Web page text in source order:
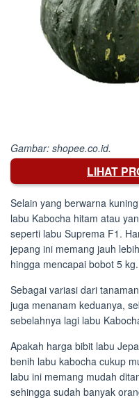
Gambar: shopee.co.id.
LIHAT
Selain yang berwarna
labu Kabocha hitam atau
seperti labu Suprema F1.
jepang ini memang jauh
hingga mencapai bobot 5 kg.
Sebagai variasi dari
juga menanam keduanya,
sebelahnya lagi labu
Apakah harga bibit labu
benih labu kabocha cukup
labu ini memang mudah
sehingga sudah banyak